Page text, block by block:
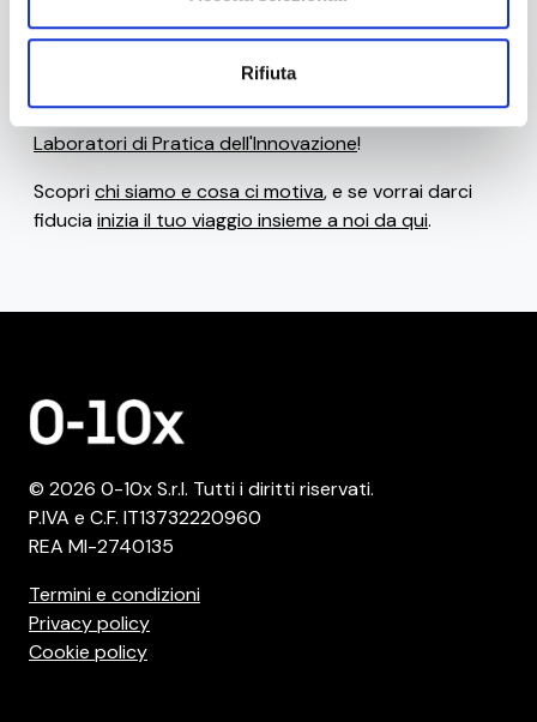
Rifiuta
pubblicare prima quelli che ti interessano di più?
Faccelo sapere.
Se invece ti senti pronto asviluppare nuove
competenze e abilità per fare innovazione, scopri i
Laboratori di Pratica dell'Innovazione!
Scopri chi siamo e cosa ci motiva, e se vorrai darci
fiducia inizia il tuo viaggio insieme a noi da qui.
© 2026 0-10x S.r.l. Tutti i diritti riservati.
P.IVA e C.F. IT13732220960
REA MI-2740135
Termini e condizioni
Privacy policy
Cookie policy